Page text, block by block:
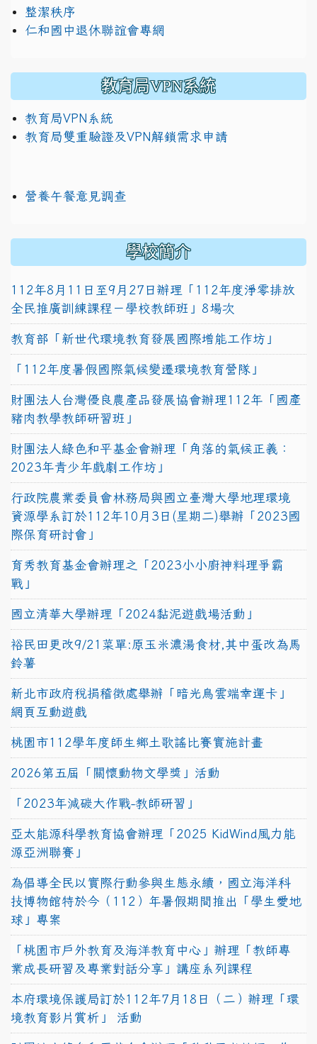
整潔秩序
仁和國中退休聯誼會專網
教育局VPN系統
教育局VPN系統
教育局雙重驗證及VPN解鎖需求申請
營養午餐意見調查
學校簡介
112年8月11日至9月27日辦理「112年度淨零排放
全民推廣訓練課程－學校教師班」8場次
教育部「新世代環境教育發展國際增能工作坊」
「112年度暑假國際氣候變遷環境教育營隊」
財團法人台灣優良農產品發展協會辦理112年「國產
豬肉教學教師研習班」
財團法人綠色和平基金會辦理「角落的氣候正義：
2023年青少年戲劇工作坊」
行政院農業委員會林務局與國立臺灣大學地理環境
資源學系訂於112年10月3日(星期二)舉辦「2023國
際保育研討會」
育秀教育基金會辦理之「2023小小廚神料理爭霸
戰」
國立清華大學辦理「2024黏泥遊戲場活動」
裕民田更改9/21菜單:原玉米濃湯食材,其中蛋改為馬
鈴薯
新北市政府稅捐稽徵處舉辦「暗光鳥雲端幸運卡」
網頁互動遊戲
桃園市112學年度師生鄉土歌謠比賽實施計畫
2026第五屆「關懷動物文學獎」活動
「2023年減碳大作戰-教師研習」
亞太能源科學教育協會辦理「2025 KidWind風力能
源亞洲聯賽」
為倡導全民以實際行動參與生態永續，國立海洋科
技博物館特於今（112）年暑假期間推出「學生愛地
球」專案
「桃園市戶外教育及海洋教育中心」辦理「教師專
業成長研習及專業對話分享」講座系列課程
本府環境保護局訂於112年7月18日（二）辦理「環
境教育影片賞析」 活動